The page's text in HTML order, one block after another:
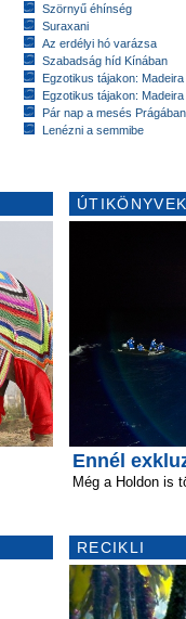
Szörnyű éhínség
Suraxani
Az erdélyi hó varázsa
Szabadság híd Kínában
Egzotikus tájakon:
Egzotikus tájakon:
Pár nap a mesés Prágában
Lenézni a semmibe
Ennél
Még a Holdon is
RECIKLI